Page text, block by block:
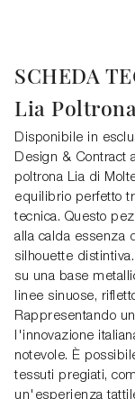
SCHEDA
Lia
Disponibile in
Design & Contract
poltrona Lia di
equilibrio perfetto
tecnica. Questo
alla calda essenza
silhouette
su una base
linee sinuose,
Rappresentando
l'innovazione
notevole. È
tessuti pregiati,
un'esperienza